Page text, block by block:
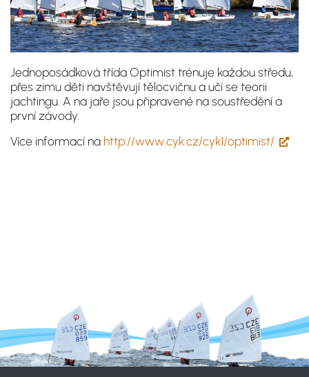
Jednoposádková třída Optimist trénuje každou středu,
přes zimu děti navštěvují tělocvičnu a učí se teorii
jachtingu. A na jaře jsou připravené na soustředění a
první závody.
Více informací na http://www.cyk.cz/cyk1/optimist/